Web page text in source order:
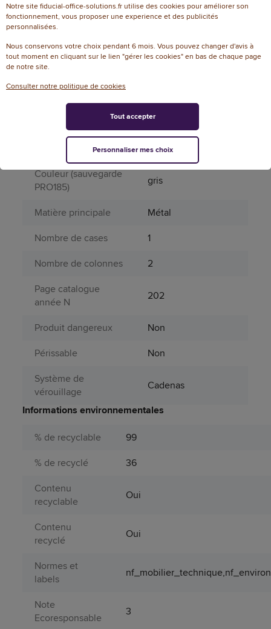
Référence
121272
Dimensions
60 cm (l) x 50 cm (P)
Garantie N+1
10
Attributs spécifiques
Non
Couleur (sauvegarde
PRO185)
gris
Matière principale
Métal
Nombre de cases
1
Nombre de colonnes
2
Page catalogue
année N
202
Produit dangereux
Non
Périssable
Non
Système de
vérouillage
Cadenas
Informations environnementales
% de recyclable
99
% de recyclé
36
Contenu
recyclable
Oui
Contenu
recyclé
Oui
Normes et
labels
Note
Ecoresponsable
3
Notre site fiducial-office-solutions.fr utilise des cookies pour améliorer son
fonctionnement, vous proposer une experience et des publicités
personnalisées.
Nous conservons votre choix pendant 6 mois. Vous pouvez changer d'avis à
tout moment en cliquant sur le lien "gérer les cookies" en bas de chaque page
de notre site.
Consulter notre politique de cookies
Personnaliser mes choix
Tout accepter